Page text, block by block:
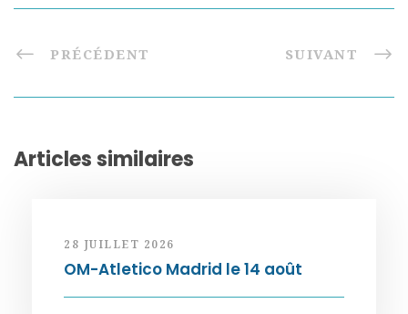
PRÉCÉDENT SUIVANT
Articles similaires
28 JUILLET 2026
OM-Atletico Madrid le 14 août